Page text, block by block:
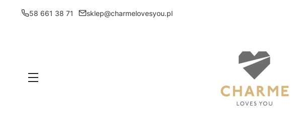
58 661 38 71 sklep@charmelovesyou.pl
Menu